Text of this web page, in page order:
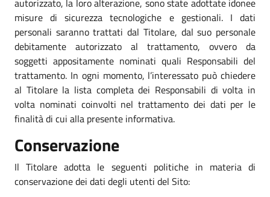
misure di sicurezza tecnologiche e gestionali. I dati
personali saranno trattati dal Titolare, dal suo personale
debitamente autorizzato al trattamento, ovvero da
soggetti appositamente nominati quali Responsabili del
trattamento. In ogni momento, l’interessato può chiedere
al Titolare la lista completa dei Responsabili di volta in
volta nominati coinvolti nel trattamento dei dati per le
finalità di cui alla presente informativa.
Conservazione
Il Titolare adotta le seguenti politiche in materia di
conservazione dei dati degli utenti del Sito: